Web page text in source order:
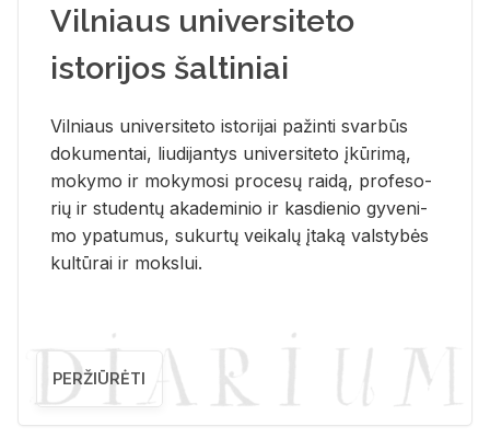
Vilniaus universiteto
istorijos šaltiniai
Vil­niaus uni­ver­si­te­to is­to­ri­jai pa­žin­ti svar­būs
do­ku­men­tai, liu­di­jan­tys uni­ver­si­te­to įkū­ri­mą,
mo­ky­mo ir mo­ky­mo­si pro­ce­sų rai­dą, pro­fe­so­
rių ir stu­den­tų aka­de­mi­nio ir kas­die­nio gy­ve­ni­
mo ypa­tu­mus, su­kur­tų vei­ka­lų įta­ką vals­ty­bės
kul­tū­rai ir moks­lui.
PERŽIŪRĖTI